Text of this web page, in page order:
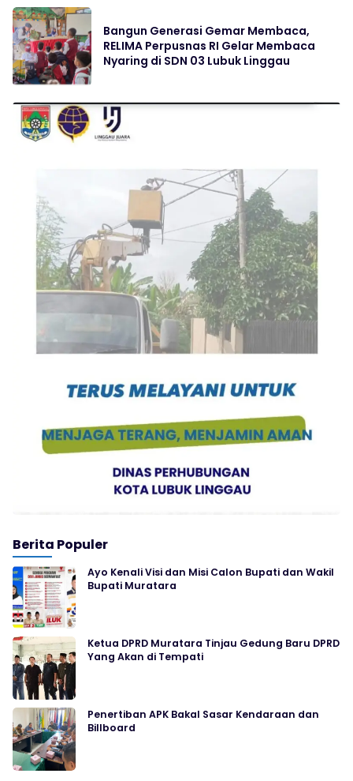
Bangun Generasi Gemar Membaca,
RELIMA Perpusnas RI Gelar Membaca
Nyaring di SDN 03 Lubuk Linggau
Berita Populer
Ayo Kenali Visi dan Misi Calon Bupati dan Wakil
Bupati Muratara
Ketua DPRD Muratara Tinjau Gedung Baru DPRD
Yang Akan di Tempati
Penertiban APK Bakal Sasar Kendaraan dan
Billboard